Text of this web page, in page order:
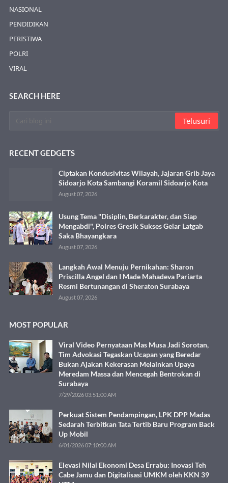
NASIONAL
PENDIDIKAN
PERISTIWA
POLRI
VIRAL
SEARCH HERE
RECENT GEDGETS
Ciptakan Kondusivitas Wilayah, Jajaran Grib Jaya
Sidoarjo Kota Sambangi Koramil Sidoarjo Kota
August 07, 2026
Usung Tema "Disiplin, Berkarakter, dan Siap
Mengabdi", Polres Gresik Sukses Gelar Latgab
Saka Bhayangkara
August 07, 2026
Langkah Awal Menuju Pernikahan: Sharon
Priscilla Angel dan I Made Mahadeva Pariarta
Resmi Bertunangan di Sheraton Surabaya
August 07, 2026
MOST POPULAR
Viral Video Pernyataan Mas Musa Jadi Sorotan,
Tim Advokasi Tegaskan Ucapan yang Beredar
Bukan Ajakan Kekerasan Melainkan Upaya
Meredam Massa dan Mencegah Bentrokan di
Surabaya
7/29/2026 03:51:00 AM
Perkuat Sistem Pendampingan, LPK DPP Madas
Sedarah Terbitkan Tata Tertib Baru Program Back
Up Mobil
6/01/2026 07:10:00 AM
Elevasi Nilai Ekonomi Desa Errabu: Inovasi Teh
Cabe Jamu dan Digitalisasi UMKM oleh KKN 39